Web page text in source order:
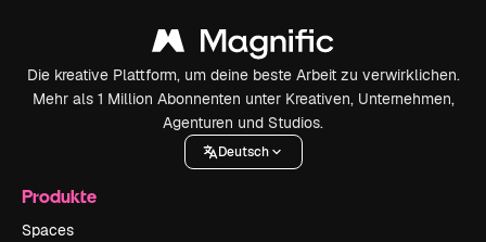
Die kreative Plattform, um deine beste Arbeit zu verwirklichen.
Mehr als 1 Million Abonnenten unter Kreativen, Unternehmen,
Agenturen und Studios.
Deutsch
Produkte
Spaces